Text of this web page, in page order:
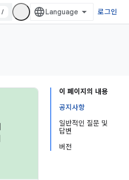
/ 로그인
이 페이지의 내용
공지사항
일반적인 질문 및
답변
버전